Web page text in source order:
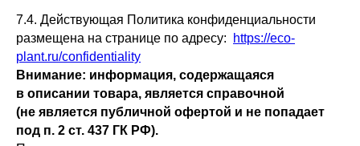
7.4. Действующая Политика конфиденциальности
размещена на странице по адресу:
https://eco-
plant.ru/confidentiality
Внимание: информация, содержащаяся
в описании товара, является справочной
(не является публичной офертой и не попадает
под п. 2 ст. 437 ГК РФ).